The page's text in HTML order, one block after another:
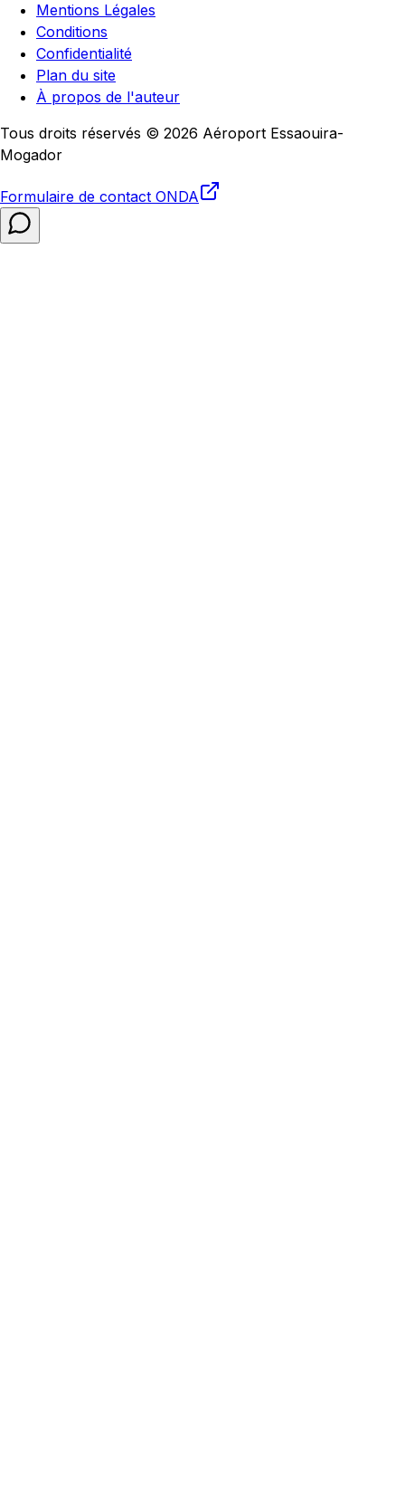
Mentions Légales
Conditions
Confidentialité
Plan du site
À propos de l'auteur
Tous droits réservés © 2026 Aéroport Essaouira-
Mogador
Formulaire de contact ONDA